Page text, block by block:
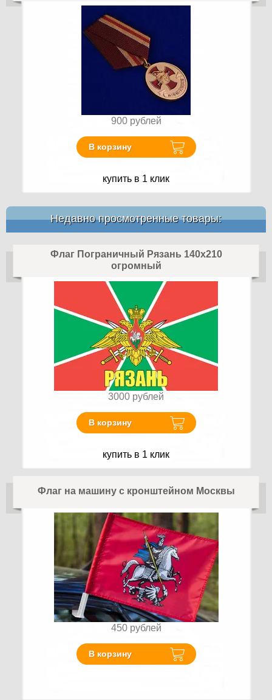
900 рублей
В корзину
купить в 1 клик
Недавно просмотренные товары:
Флаг Пограничный Рязань 140х210
огромный
3000 рублей
В корзину
купить в 1 клик
Флаг на машину с кронштейном Москвы
450 рублей
В корзину